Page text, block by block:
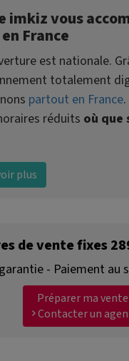
imkiz vous
France
est nationale.
totalement
partout en France
réduits où que
plus
de vente fixes
- Paiement au
Préparer ma vente
Contacter un